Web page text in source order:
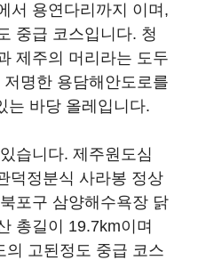
서 용연다리까지 이며,
중급 코스입니다. 청
제주의 머리라는 도두
명한 용담해안도로를
는 바당 올레입니다.
습니다. 제주원도심
덕정분식 사라봉 정상
포구 삼양해수욕장 닭
총길이 19.7km이며
의 고된정도 중급 코스